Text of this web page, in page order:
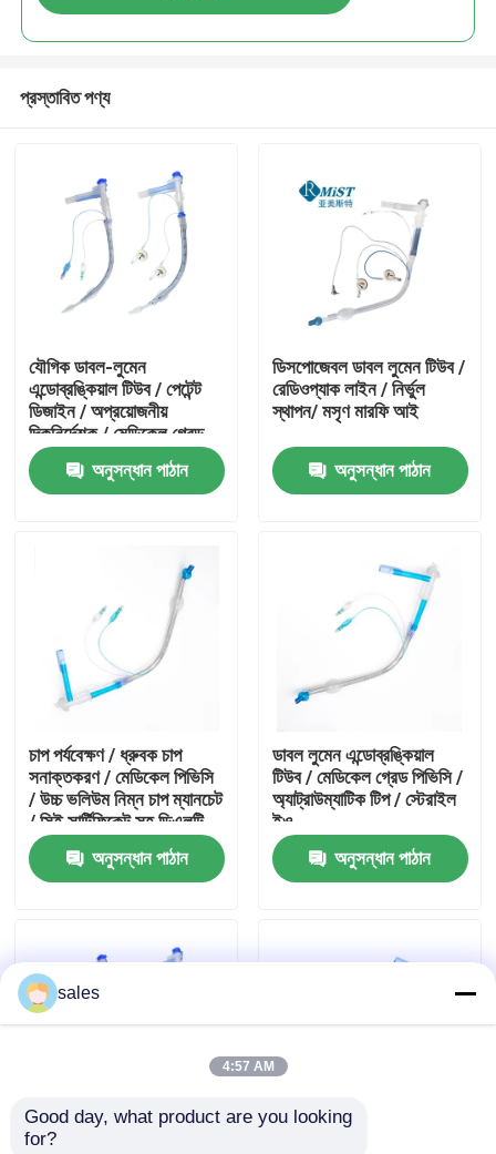
VR প্রদর্শন
কারখানা ভ্রমণ
মান নিয়ন্ত্রণ
উদ্ধৃতির জন্য আবেদন
ল্যারিঞ্জিয়াল মাস্ক এয়ারওয়ে
প্রস্তাবিত পণ্য
যৌগিক ডাবল-লুমেন
এন্ডোব্রঙ্কিয়াল টিউব / পেটেন্ট
ডিজাইন / অপ্রয়োজনীয়
দিকনির্দেশক / মেডিকেল গ্রেড
পিভিসি
অনুসন্ধান পাঠান
ডিসপোজেবল ডাবল লুমেন টিউব /
রেডিওপ্যাক লাইন / নির্ভুল
স্থাপন/ মসৃণ মারফি আই
অনুসন্ধান পাঠান
চাপ পর্যবেক্ষণ / ধ্রুবক চাপ
সনাক্তকরণ / মেডিকেল পিভিসি
/ উচ্চ ভলিউম নিম্ন চাপ ম্যানচেট
/ সিই সার্টিফিকেট সহ ডিএলটি
অনুসন্ধান পাঠান
ডাবল লুমেন এন্ডোব্রঙ্কিয়াল
টিউব / মেডিকেল গ্রেড পিভিসি /
অ্যাট্রাউম্যাটিক টিপ / স্টেরাইল
ইও
অনুসন্ধান পাঠান
উদ্ভাবন পেটেন্টযুক্ত সমন্বিত
sales
4:57 AM
Good day, what product are you looking
for?